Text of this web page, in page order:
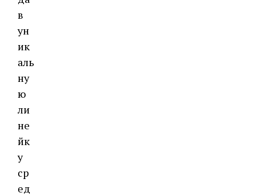
в
ун
ик
аль
ну
ю
ли
не
йк
у
ср
ед